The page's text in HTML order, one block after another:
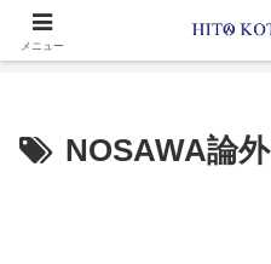
NOSAWA論外
メニュー